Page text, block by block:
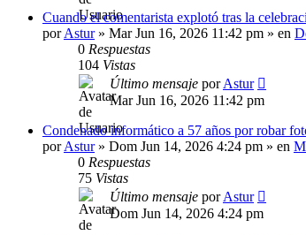
Cuando el comentarista explotó tras la
porAstur» Mar Jun 16, 2026 11:42 pm » en
0 Respuestas
104 Vistas
Último mensaje porAstur
Mar Jun 16, 2026 11:42 pm
Condenado informático a 57 años por robar
porAstur» Dom Jun 14, 2026 4:24 pm » en
0 Respuestas
75 Vistas
Último mensaje porAstur
Dom Jun 14, 2026 4:24 pm